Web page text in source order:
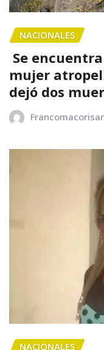
NACIONALES
Se
mujer
dejó dos
NACIONALES